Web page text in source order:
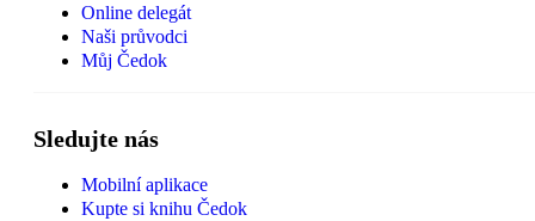
Online delegát
Naši průvodci
Můj Čedok
Sledujte nás
Mobilní aplikace
Kupte si knihu Čedok